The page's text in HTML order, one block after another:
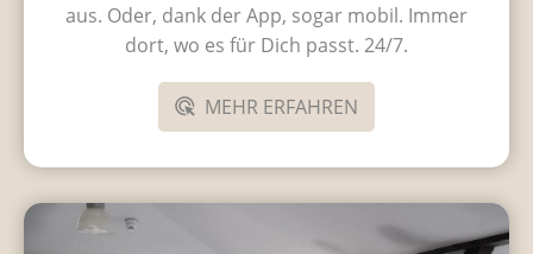
aus. Oder, dank der App, sogar mobil. Immer
dort, wo es für Dich passt. 24/7.
MEHR ERFAHREN